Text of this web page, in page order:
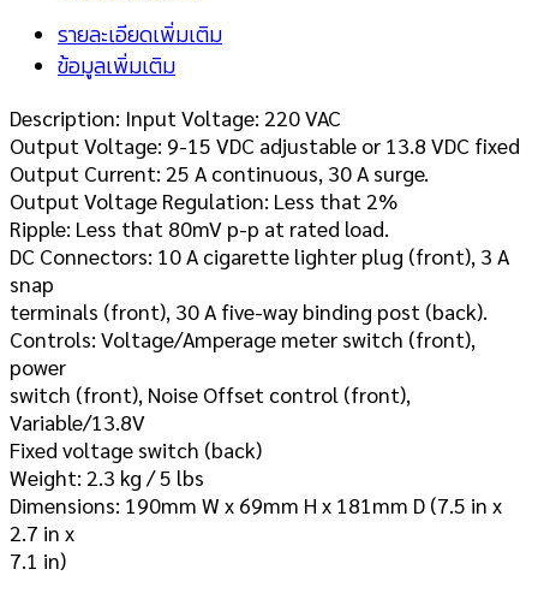
รายละเอียดเพิ่มเติม
ข้อมูลเพิ่มเติม
Description: Input Voltage: 220 VAC
Output Voltage: 9-15 VDC adjustable or 13.8 VDC fixed
Output Current: 25 A continuous, 30 A surge.
Output Voltage Regulation: Less that 2%
Ripple: Less that 80mV p-p at rated load.
DC Connectors: 10 A cigarette lighter plug (front), 3 A
snap
terminals (front), 30 A five-way binding post (back).
Controls: Voltage/Amperage meter switch (front),
power
switch (front), Noise Offset control (front),
Variable/13.8V
Fixed voltage switch (back)
Weight: 2.3 kg / 5 lbs
Dimensions: 190mm W x 69mm H x 181mm D (7.5 in x
2.7 in x
7.1 in)